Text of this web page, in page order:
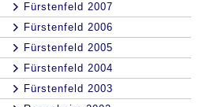
Fürstenfeld 2007
Fürstenfeld 2006
Fürstenfeld 2005
Fürstenfeld 2004
Fürstenfeld 2003